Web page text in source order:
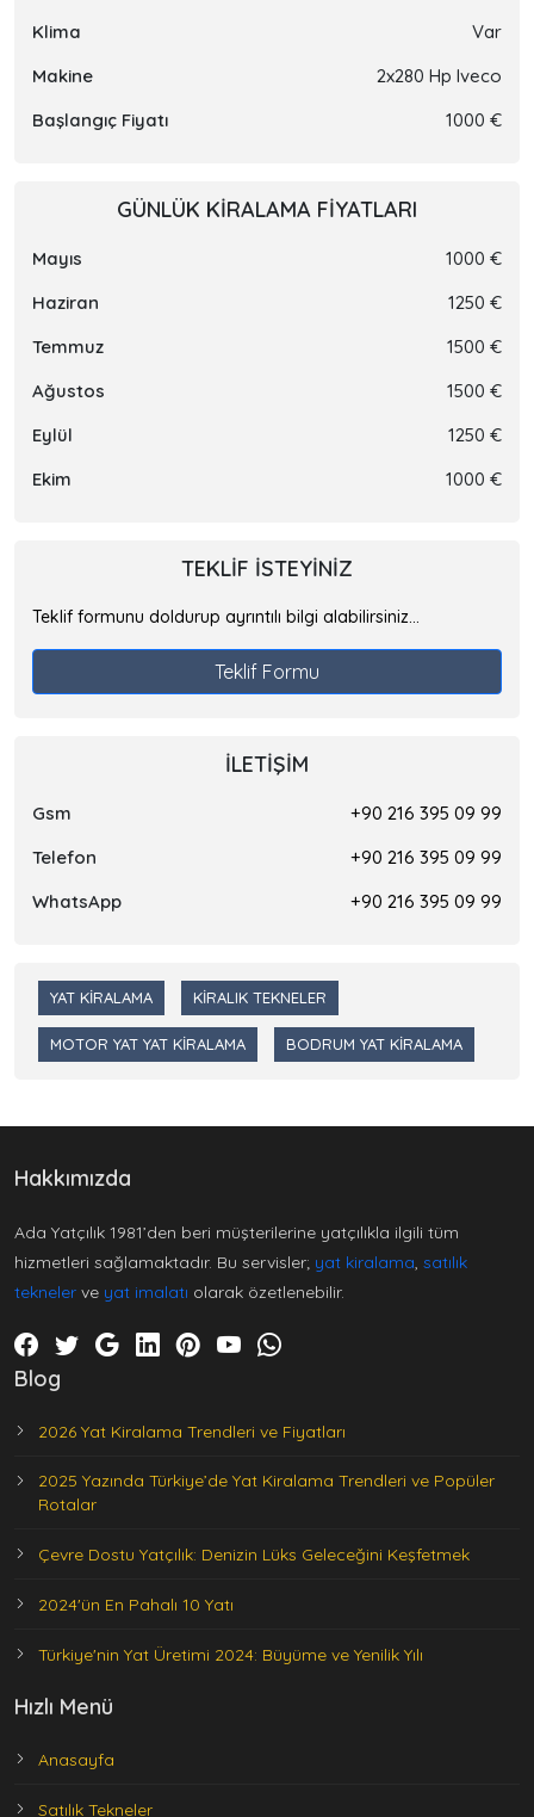
Klima
Var
Makine
2x280 Hp Iveco
Başlangıç Fiyatı
1000 €
GÜNLÜK KIRALAMA FIYATLARI
Mayıs
1000 €
Haziran
1250 €
Temmuz
1500 €
Ağustos
1500 €
Eylül
1250 €
Ekim
1000 €
TEKLIF ISTEYINIZ
Teklif formunu doldurup ayrıntılı bilgi alabilirsiniz...
Teklif Formu
İLETIŞIM
Gsm
+90 216 395 09 99
Telefon
+90 216 395 09 99
WhatsApp
+90 216 395 09 99
YAT KIRALAMA KIRALIK TEKNELER
MOTOR YAT YAT KIRALAMA BODRUM YAT KIRALAMA
Hakkımızda
Ada Yatçılık 1981’den beri müşterilerine yatçılıkla ilgili tüm
hizmetleri sağlamaktadır. Bu servisler; yat kiralama, satılık
tekneler ve yat imalatı olarak özetlenebilir.
Blog
2026 Yat Kiralama Trendleri ve Fiyatları
2025 Yazında Türkiye’de Yat Kiralama Trendleri ve Popüler
Rotalar
Çevre Dostu Yatçılık: Denizin Lüks Geleceğini Keşfetmek
2024'ün En Pahalı 10 Yatı
Türkiye'nin Yat Üretimi 2024: Büyüme ve Yenilik Yılı
Hızlı Menü
Anasayfa
Satılık Tekneler